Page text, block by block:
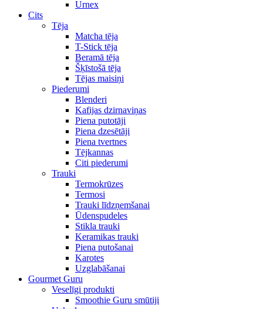
Urnex
Cits
Tēja
Matcha tēja
T-Stick tēja
Beramā tēja
Šķīstošā tēja
Tējas maisiņi
Piederumi
Blenderi
Kafijas dzirnaviņas
Piena putotāji
Piena dzesētāji
Piena tvertnes
Tējkannas
Citi piederumi
Trauki
Termokrūzes
Termosi
Trauki līdzņemšanai
Ūdenspudeles
Stikla trauki
Keramikas trauki
Piena putošanai
Karotes
Uzglabāšanai
Gourmet Guru
Veselīgi produkti
Smoothie Guru smūtiji